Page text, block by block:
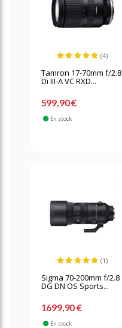
(4)
Tamron 17-70mm f/2.8
Di III-A VC RXD...
599,90 €
En stock
(1)
Sigma 70-200mm f/2.8
DG DN OS Sports...
1699,90 €
En stock